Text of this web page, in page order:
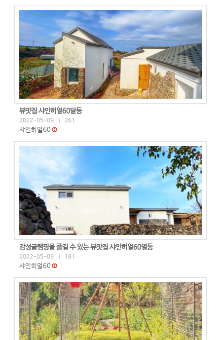
뷰맛집 샤인히얼60달동
2022-05-09 261
샤인히얼60
감성글램핑을 즐길 수 있는 뷰맛집 샤인히얼60별동
2022-05-09 181
샤인히얼60